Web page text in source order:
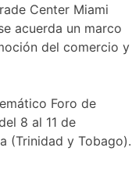
Center Miami
acuerda un marco
del comercio y
Foro de
8 al 11 de
(Trinidad y Tobago).